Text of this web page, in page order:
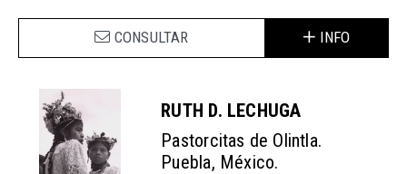
CONSULTAR INFO
RUTH D. LECHUGA
Pastorcitas de Olintla.
Puebla, México.